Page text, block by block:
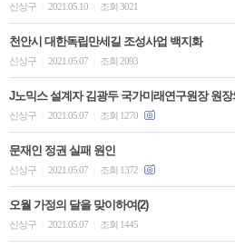
신상구 2021.05.10 조회 3021
천안시 대한독립만세길 조성사업 백지화
신상구 2021.05.07 조회 2093
J노믹스 설계자 김광두 국가미래연구원장 원
신상구 2021.05.07 조회 1270
문재인 정권 실패 원인
신상구 2021.05.07 조회 1372
오월 가정의 달을 맞이하여(2)
신상구 2021.05.07 조회 1445